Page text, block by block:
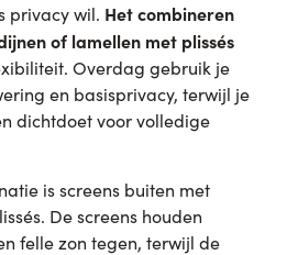
privacy wil. Het combineren
of lamellen met plissés
Overdag gebruik je
en basisprivacy, terwijl je
dichtdoet voor volledige
is screens buiten met
De screens houden
felle zon tegen, terwijl de